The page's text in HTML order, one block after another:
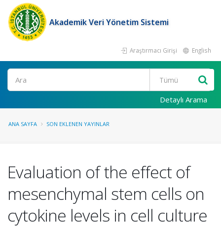
Akademik Veri Yönetim Sistemi
Araştırmacı Girişi English
Ara
Detaylı Arama
ANA SAYFA SON EKLENEN YAYINLAR
Evaluation of the effect of
mesenchymal stem cells on
cytokine levels in cell culture